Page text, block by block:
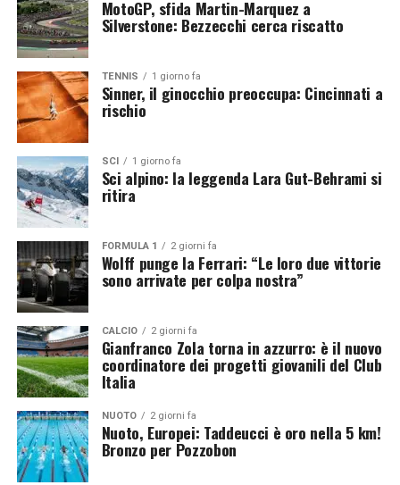
Un altro podio per il movimento azzurro
Il bronzo conquistato da Belotti e Santoro conferma
italiani. Matteo Santoro, ormai protagonista abituale
nelle competizioni internazionali, aggiunge un’altra
medaglia al proprio palmarès, mentre Stefano Belotti
conferma la sua crescita ai massimi livelli. La coppia
azzurra si dimostra sempre più competitiva nelle gare
sincronizzate, offrendo segnali incoraggianti anche in
vista dei prossimi appuntamenti internazionali.
Italia ancora protagonista agli Europei di
tuffi
MotoGP, sfida Martin-Marquez a
Silverstone: Bezzecchi cerca riscatto
TENNIS 1 giorno fa
Sinner, il ginocchio preoccupa: Cincinnati a
rischio
SCI 1 giorno fa
Sci alpino: la leggenda Lara Gut-Behrami si
ritira
FORMULA 1 2 giorni fa
Wolff punge la Ferrari: “Le loro due vittorie
sono arrivate per colpa nostra”
CALCIO 2 giorni fa
Gianfranco Zola torna in azzurro: è il nuovo
coordinatore dei progetti giovanili del Club
Italia
NUOTO 2 giorni fa
Nuoto, Europei: Taddeucci è oro nella 5 km!
Bronzo per Pozzobon